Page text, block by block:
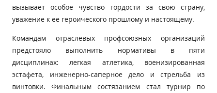
вызывает особое чувство гордости за свою страну,
уважение к ее героического прошлому и настоящему.
Командам отраслевых профсоюзных организаций
предстояло выполнить нормативы в пяти
дисциплинах: легкая атлетика, военизированная
эстафета, инженерно-саперное дело и стрельба из
винтовки. Финальным состязанием стал турнир по